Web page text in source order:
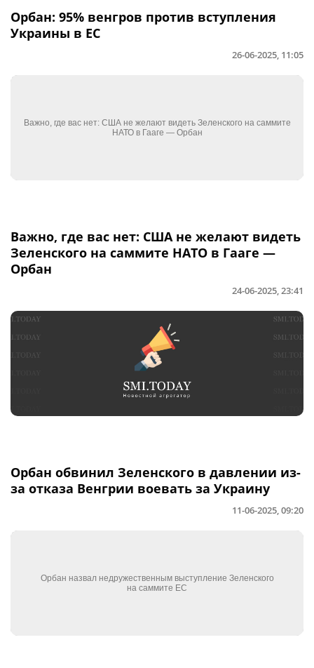
Орбан: 95% венгров против вступления
Украины в ЕС
26-06-2025, 11:05
Важно, где вас нет: США не желают видеть
Зеленского на саммите НАТО в Гааге —
Орбан
24-06-2025, 23:41
Орбан обвинил Зеленского в давлении из-
за отказа Венгрии воевать за Украину
11-06-2025, 09:20